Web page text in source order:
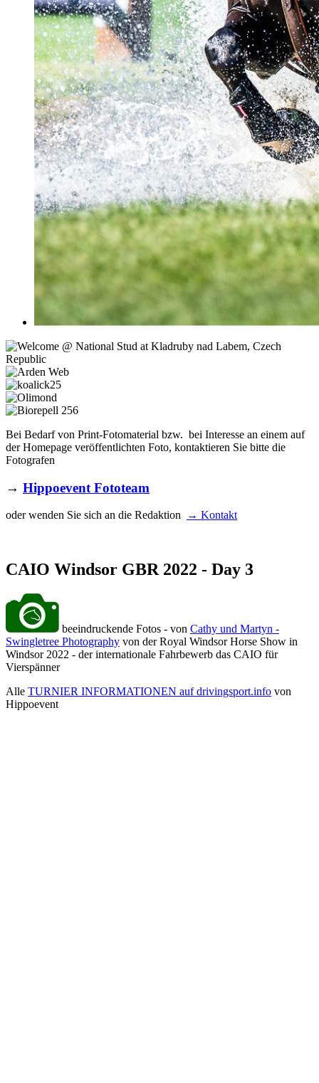
Bei Bedarf von Print-Fotomaterial bzw. bei Interesse an einem auf
der Homepage veröffentlichten Foto, kontaktieren Sie bitte die
Fotografen
→ Hippoevent Fototeam
oder wenden Sie sich an die Redaktion → Kontakt
CAIO Windsor GBR 2022 - Day 3
beeindruckende Fotos - von Cathy und Martyn -
Swingletree Photography von der Royal Windsor Horse Show in
Windsor 2022 - der internationale Fahrbewerb das CAIO für
Vierspänner
Alle TURNIER INFORMATIONEN auf drivingsport.info von
Hippoevent